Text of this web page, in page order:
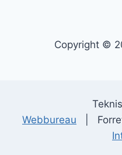
Copyright ©
Webbureau |